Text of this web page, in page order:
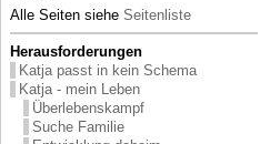
Alle Seiten siehe Seitenliste
Herausforderungen
Katja passt in kein Schema
Katja - mein Leben
Überlebenskampf
Suche Familie